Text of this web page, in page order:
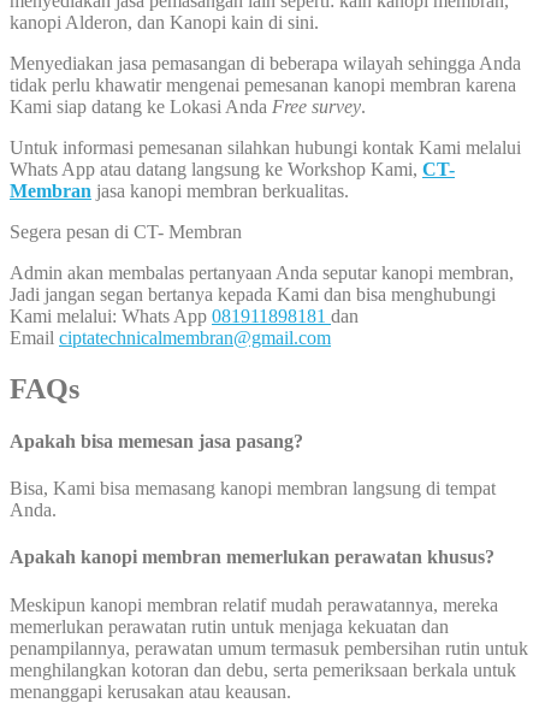
kanopi Alderon, dan Kanopi kain di sini.
Menyediakan jasa pemasangan di beberapa wilayah sehingga Anda
tidak perlu khawatir mengenai pemesanan kanopi membran karena
Kami siap datang ke Lokasi Anda Free survey.
Untuk informasi pemesanan silahkan hubungi kontak Kami melalui
Whats App atau datang langsung ke Workshop Kami, CT-
Membran jasa kanopi membran berkualitas.
Segera pesan di CT- Membran
Admin akan membalas pertanyaan Anda seputar kanopi membran,
Jadi jangan segan bertanya kepada Kami dan bisa menghubungi
Kami melalui: Whats App 081911898181 dan
Email ciptatechnicalmembran@gmail.com
FAQs
Apakah bisa memesan jasa pasang?
Bisa, Kami bisa memasang kanopi membran langsung di tempat
Anda.
Apakah kanopi membran memerlukan perawatan khusus?
Meskipun kanopi membran relatif mudah perawatannya, mereka
memerlukan perawatan rutin untuk menjaga kekuatan dan
penampilannya, perawatan umum termasuk pembersihan rutin untuk
menghilangkan kotoran dan debu, serta pemeriksaan berkala untuk
menanggapi kerusakan atau keausan.